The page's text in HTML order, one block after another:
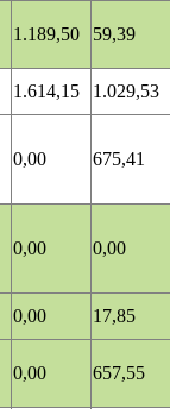
1.189,50 59,39
1.614,15
1.029,53
0,00 675,41
0,00 0,00
0,00
17,85
0,00 657,55